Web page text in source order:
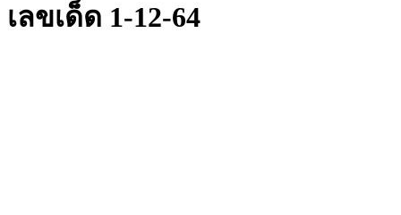
เลขเด็ด 1-12-64